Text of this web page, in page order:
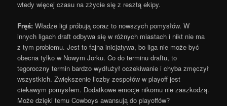
wtedy więcej czasu na zżycie się z resztą ekipy.
Fręś:Władze ligi próbują coraz to nowszych pomysłów. W
innych ligach draft odbywa się w różnych miastach i nikt nie ma
z tym problemu. Jest to fajna inicjatywa, bo liga nie może być
obecna tylko w Nowym Jorku. Co do terminu draftu, to
tegoroczny termin bardzo wydłużył oczekiwanie i chyba zmęczył
wszystkich. Zwiększenie liczby zespołów w playoff jest
ciekawym pomysłem. Dodatkowe emocje nikomu nie zaszkodzą.
Może dzięki temu Cowboys awansują do playoffów?